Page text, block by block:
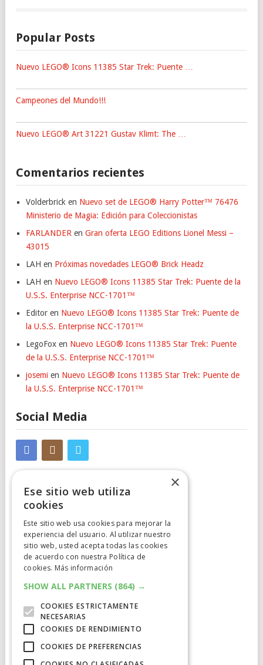
Popular Posts
Nuevo LEGO® Icons 11385 Star Trek: Puente …
Campeones del Mundo!!!
Nuevo LEGO® Art 31221 Gustav Klimt: The …
Comentarios recientes
Volderbrick en Nuevo set de LEGO® Harry Potter™ 76476
Ministerio de Magia: Edición para Coleccionistas
FARLANDER en Gran oferta LEGO Editions Lionel Messi –
43015
LAH en Próximas novedades LEGO® Brick Headz
LAH en Nuevo LEGO® Icons 11385 Star Trek: Puente de la
U.S.S. Enterprise NCC-1701™
Editor en Nuevo LEGO® Icons 11385 Star Trek: Puente de
la U.S.S. Enterprise NCC-1701™
LegoFox en Nuevo LEGO® Icons 11385 Star Trek: Puente
de la U.S.S. Enterprise NCC-1701™
josemi en Nuevo LEGO® Icons 11385 Star Trek: Puente de
la U.S.S. Enterprise NCC-1701™
Social Media
Cumplimiento Normativo
Aviso Legal
Política de Privacidad
Política de Cookies
Clausula de afiliación
×
Ese sitio web utiliza
cookies
Este sitio web usa cookies para mejorar la
experiencia del usuario. Al utilizar nuestro
sitio web, usted acepta todas las cookies
de acuerdo con nuestra Política de
cookies. Más información
SHOW ALL PARTNERS (864) →
COOKIES ESTRICTAMENTE
NECESARIAS
COOKIES DE RENDIMIENTO
COOKIES DE PREFERENCIAS